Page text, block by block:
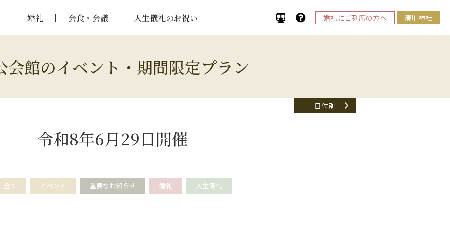
婚礼 会食・会議 人生儀礼のお祝い 婚礼にご列席の方へ 湊川神社
会館のイベント・期間限定プラン
日付別
令和8年6月29日開催
全て イベント 重要なお知らせ 婚礼 人生儀礼